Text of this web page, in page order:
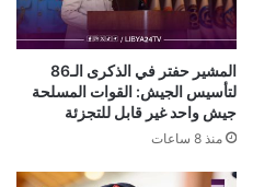
المشير حفتر في الذكرى الـ86
لتأسيس الجيش: القوات المسلحة
جيش واحد غير قابل للتجزئة
منذ 8 ساعات